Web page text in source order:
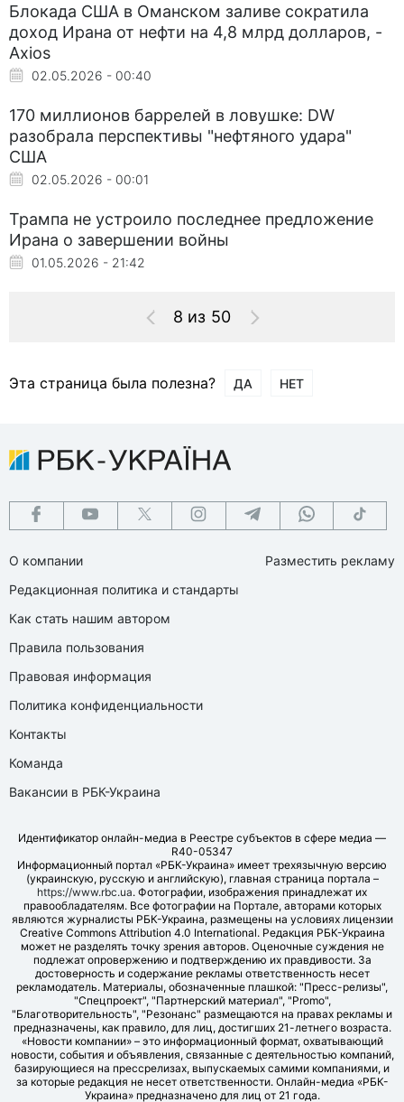
Блокада США в Оманском заливе сократила
доход Ирана от нефти на 4,8 млрд долларов, -
Axios
02.05.2026 - 00:40
170 миллионов баррелей в ловушке: DW
разобрала перспективы "нефтяного удара"
США
02.05.2026 - 00:01
Трампа не устроило последнее предложение
Ирана о завершении войны
01.05.2026 - 21:42
8 из 50
Эта страница была полезна? ДА НЕТ
О компании
Редакционная политика и стандарты
Как стать нашим автором
Правила пользования
Правовая информация
Политика конфиденциальности
Контакты
Команда
Вакансии в РБК-Украина
Разместить рекламу
Идентификатор онлайн-медиа в Реестре субъектов в сфере медиа —
R40-05347
Информационный портал «РБК-Украина» имеет трехязычную версию
(украинскую, русскую и английскую), главная страница портала –
https://www.rbc.ua. Фотографии, изображения принадлежат их
правообладателям. Все фотографии на Портале, авторами которых
являются журналисты РБК-Украина, размещены на условиях лицензии
Creative Commons Attribution 4.0 International. Редакция РБК-Украина
может не разделять точку зрения авторов. Оценочные суждения не
подлежат опровержению и подтверждению их правдивости. За
достоверность и содержание рекламы ответственность несет
рекламодатель. Материалы, обозначенные плашкой: "Пресс-релизы",
"Спецпроект", "Партнерский материал", "Promo",
"Благотворительность", "Резонанс" размещаются на правах рекламы и
предназначены, как правило, для лиц, достигших 21-летнего возраста.
«Новости компании» – это информационный формат, охватывающий
новости, события и объявления, связанные с деятельностью компаний,
базирующиеся на прессрелизах, выпускаемых самими компаниями, и
за которые редакция не несет ответственности. Онлайн-медиа «РБК-
Украина» предназначено для лиц от 21 года.